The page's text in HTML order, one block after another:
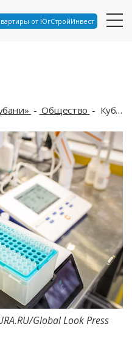
от ЮгСтройИнвест
Общество Кубанский учёный стал лауреатом президентской премии в области науки и инноваций
Global Look Press